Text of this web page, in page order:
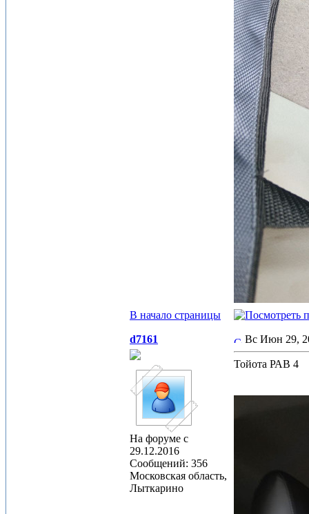
В начало страницы
d7161
На форуме с
29.12.2016
Сообщений: 356
Московская область,
Лыткарино
Вс Июн 29,
Тойота РАВ 4